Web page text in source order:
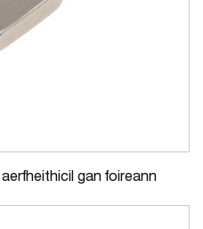
gan foireann